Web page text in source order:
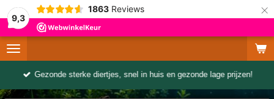
9,3
1863 Reviews ×
Gezonde sterke diertjes, snel in huis en gezonde lage prijzen!